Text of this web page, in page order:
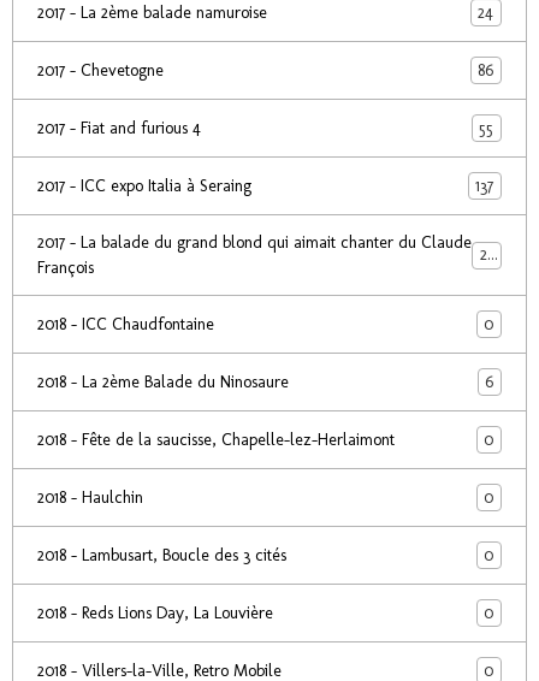
2017 - La 2ème balade namuroise 24
2017 - Chevetogne 86
2017 - Fiat and furious 4 55
2017 - ICC expo Italia à Seraing 137
2017 - La balade du grand blond qui aimait chanter du Claude
François
24
2018 - ICC Chaudfontaine 0
2018 - La 2ème Balade du Ninosaure 6
2018 - Fête de la saucisse, Chapelle-lez-Herlaimont 0
2018 - Haulchin 0
2018 - Lambusart, Boucle des 3 cités 0
2018 - Reds Lions Day, La Louvière 0
2018 - Villers-la-Ville, Retro Mobile 0